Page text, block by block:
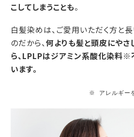
こしてしまうことも。
白髪染めは、ご愛用いただく方と
のだから、何よりも髪と頭皮にやさ
ら、LPLPはジアミン系酸化染料※
います。
※ アレルギー